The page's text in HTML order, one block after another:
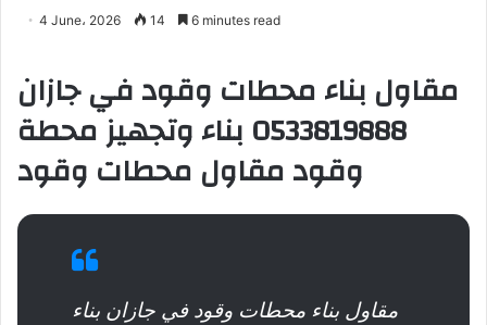
4 June، 2026 14 6 minutes read
مقاول بناء محطات وقود في جازان
0533819888 بناء وتجهيز محطة
وقود مقاول محطات وقود
مقاول بناء محطات وقود في جازان بناء